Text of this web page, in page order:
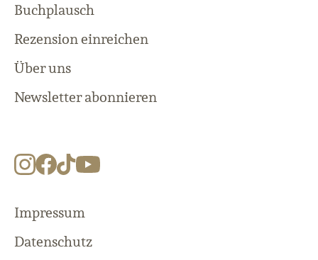
Buchplausch
Rezension einreichen
Über uns
Newsletter abonnieren
Impressum
Datenschutz